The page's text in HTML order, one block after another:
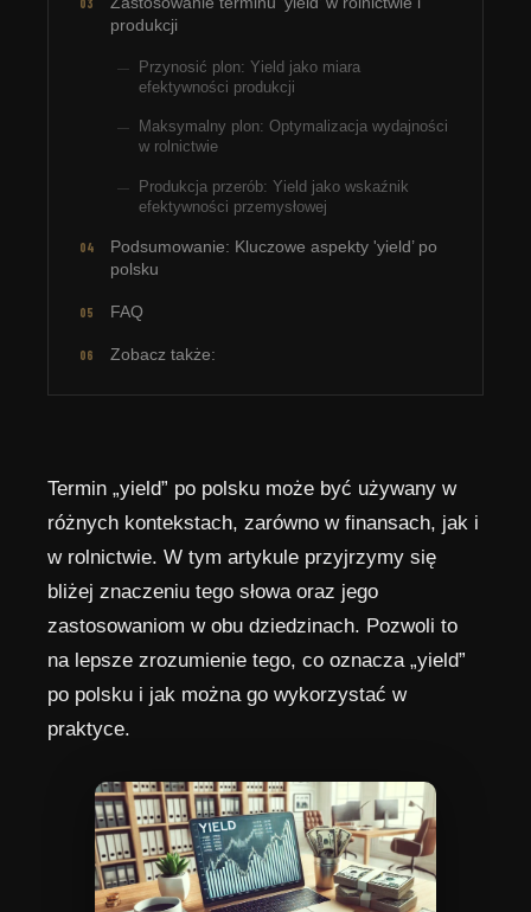
produkcji
Przynosić plon: Yield jako miara
efektywności produkcji
Maksymalny plon: Optymalizacja wydajności
w rolnictwie
Produkcja przerób: Yield jako wskaźnik
efektywności przemysłowej
Podsumowanie: Kluczowe aspekty 'yield’ po
polsku
FAQ
Zobacz także:
Termin „yield” po polsku może być używany w
różnych kontekstach, zarówno w finansach, jak i
w rolnictwie. W tym artykule przyjrzymy się
bliżej znaczeniu tego słowa oraz jego
zastosowaniom w obu dziedzinach. Pozwoli to
na lepsze zrozumienie tego, co oznacza „yield”
po polsku i jak można go wykorzystać w
praktyce.